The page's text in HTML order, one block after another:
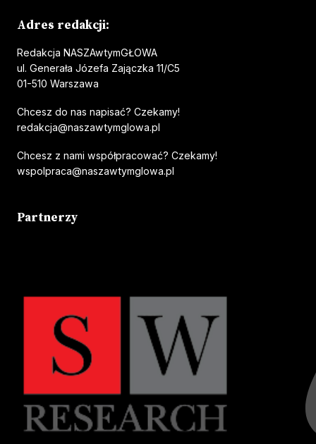
Adres redakcji:
Redakcja NASZAwtymGŁOWA
ul. Generała Józefa Zajączka 11/C5
01-510 Warszawa
Chcesz do nas napisać? Czekamy!
redakcja@naszawtymglowa.pl
Chcesz z nami współpracować? Czekamy!
wspolpraca@naszawtymglowa.pl
Partnerzy